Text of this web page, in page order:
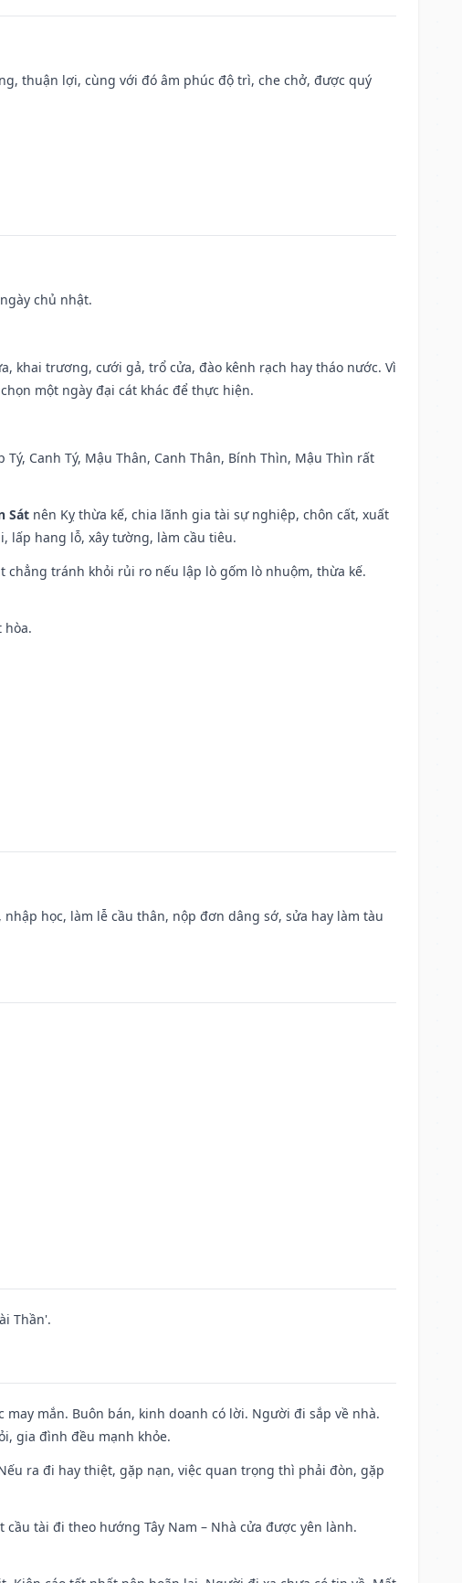
thuận lợi, cùng với đó âm phúc độ trì, che chở, được quý
chủ nhật.
khai trương, cưới gả, trổ cửa, đào kênh rạch hay tháo nước. Vì
một ngày đại cát khác để thực hiện.
Canh Tý, Mậu Thân, Canh Thân, Bính Thìn, Mậu Thìn rất
Sát nên Kỵ thừa kế, chia lãnh gia tài sự nghiệp, chôn cất, xuất
lấp hang lỗ, xây tường, làm cầu tiêu.
chẳng tránh khỏi rủi ro nếu lập lò gốm lò nhuộm, thừa kế.
hòa.
học, làm lễ cầu thân, nộp đơn dâng sớ, sửa hay làm tàu
Thần'.
mắn. Buôn bán, kinh doanh có lời. Người đi sắp về nhà.
gia đình đều mạnh khỏe.
ra đi hay thiệt, gặp nạn, việc quan trọng thì phải đòn, gặp
tài đi theo hướng Tây Nam – Nhà cửa được yên lành.